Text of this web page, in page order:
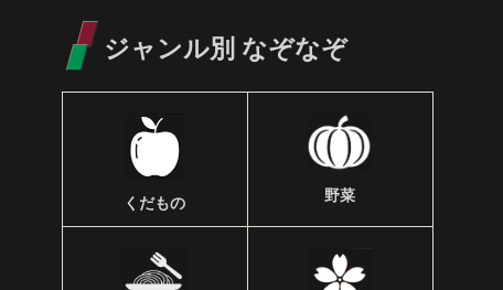
ジャンル別 なぞなぞ
くだもの 野菜